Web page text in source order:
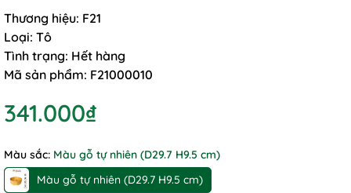
Thương hiệu: F21
Loại: Tô
Tình trạng: Hết hàng
Mã sản phẩm: F21000010
341.000₫
Màu sắc: Màu gỗ tự nhiên (D29.7 H9.5 cm)
Màu gỗ tự nhiên (D29.7 H9.5 cm)